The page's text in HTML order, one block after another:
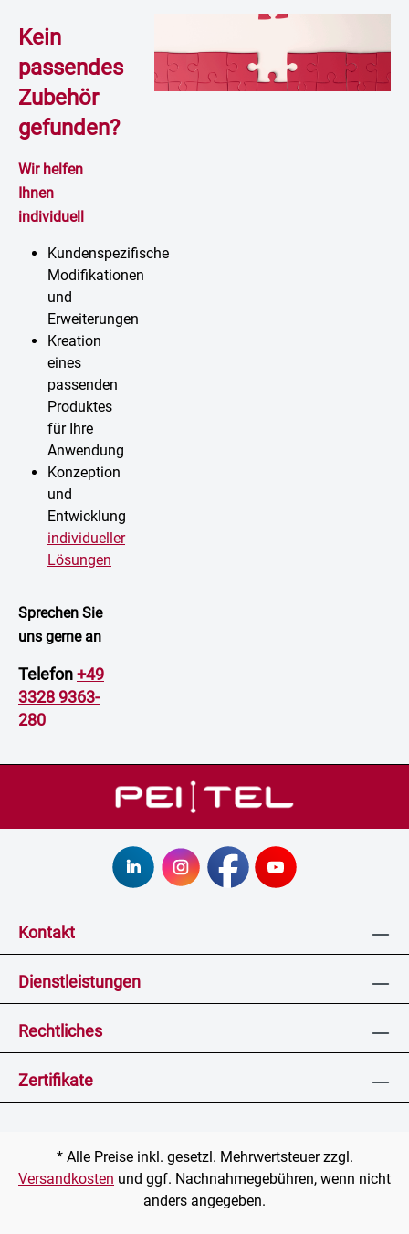
Kein
passendes
Zubehör
gefunden?
Wir helfen
Ihnen
individuell
Kundenspezifische
Modifikationen
und
Erweiterungen
Kreation
eines
passenden
Produktes
für Ihre
Anwendung
Konzeption
und
Entwicklung
individueller
Lösungen
Sprechen Sie
uns gerne an
Telefon+49
3328 9363-
280
Kontakt
Dienstleistungen
Rechtliches
Zertifikate
* Alle Preise inkl. gesetzl. Mehrwertsteuer zzgl.
Versandkosten und ggf. Nachnahmegebühren, wenn nicht
anders angegeben.